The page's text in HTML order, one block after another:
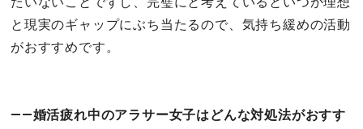
と現実のギャップにぶち当たるので、気持ち緩めの活動
がおすすめです。
――婚活疲れ中のアラサー女子はどんな対処法がおすす